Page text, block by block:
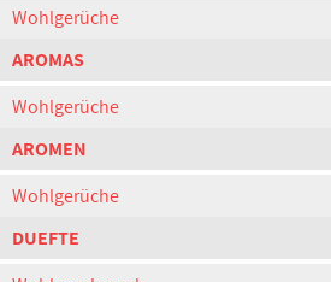
Wohlgerüche
AROMAS
Wohlgerüche
AROMEN
Wohlgerüche
DUEFTE